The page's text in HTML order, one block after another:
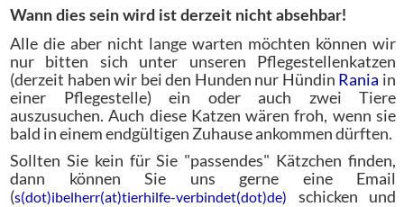
Wann dies sein wird ist derzeit nicht absehbar!
Alle die aber nicht lange warten möchten können wir
nur bitten sich unter unseren Pflegestellenkatzen
(derzeit haben wir bei den Hunden nur Hündin Rania in
einer Pflegestelle) ein oder auch zwei Tiere
auszusuchen. Auch diese Katzen wären froh, wenn sie
bald in einem endgültigen Zuhause ankommen dürften.
Sollten Sie kein für Sie "passendes" Kätzchen finden,
dann können Sie uns gerne eine Email
(s(dot)ibelherr(at)tierhilfe-verbindet(dot)de)
schicken und